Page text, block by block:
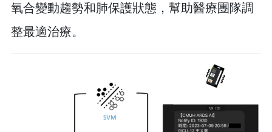
氧合變動趨勢和肺保護狀態，幫助醫療團隊調
整最適治療。